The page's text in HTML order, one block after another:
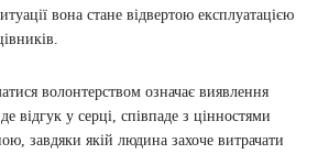
вона стане відвертою експлуатацією
волонтерством означає виявлення
відгук у серці, співпаде з цінностями
завдяки якій людина захоче витрачати